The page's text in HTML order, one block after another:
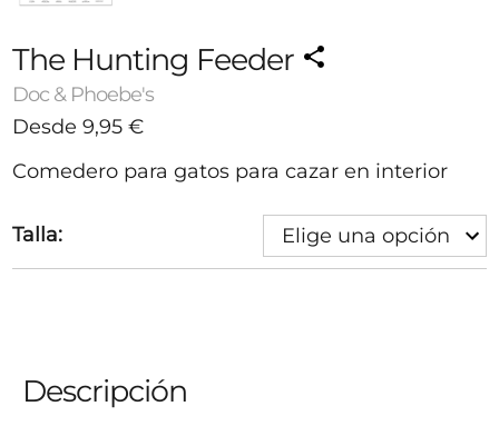
The Hunting Feeder
Doc & Phoebe's
Desde9,95 €
Comedero para gatos para cazar en interior
Talla: Elige una opción
- +
Descripción